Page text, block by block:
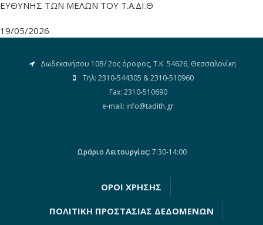
ΕΥΘΥΝΗΣ ΤΩΝ ΜΕΛΩΝ ΤΟΥ Τ.Α.ΔΙ.Θ
19/05/2026
Δωδεκανήσου 10Β΄/ 2ος όροφος, Τ.Κ. 54626, Θεσσαλονίκη
Τηλ: 2310-544305 & 2310-510960
Fax: 2310-510690
e-mail: info@tadith.gr
Ωράριο Λειτουργίας: 7:30-14:00
ΟΡΟΙ ΧΡΗΣΗΣ
ΠΟΛΙΤΙΚΗ ΠΡΟΣΤΑΣΙΑΣ ΔΕΔΟΜΕΝΩΝ